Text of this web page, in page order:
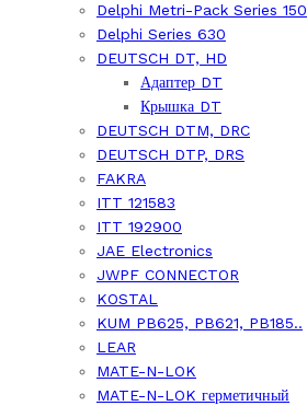
Delphi Metri-Pack Series 150
Delphi Series 630
DEUTSCH DT, HD
Адаптер DT
Крышка DT
DEUTSCH DTM, DRC
DEUTSCH DTP, DRS
FAKRA
ITT 121583
ITT 192900
JAE Electronics
JWPF CONNECTOR
KOSTAL
KUM PB625, PB621, PB185..
LEAR
MATE-N-LOK
MATE-N-LOK герметичный